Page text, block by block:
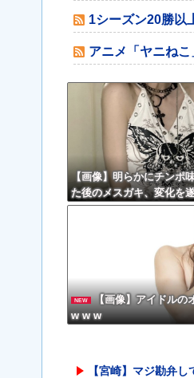
1シーズン20勝以
アニメ「ヤニね
【画像】明らかにチンポ
た後のメスガキ、変化を
NEW
【画像】アイドルの
w w w
【宮崎】マジ勘弁